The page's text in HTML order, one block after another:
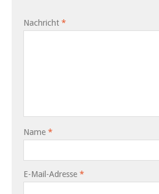
Nachricht *
Name *
E-Mail-Adresse *